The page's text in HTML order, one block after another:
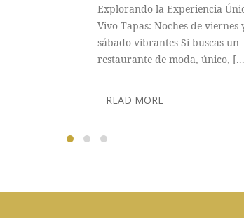
Explorando la Experiencia
Vivo Tapas: Noches de viernes
sábado vibrantes Si buscas un
restaurante de moda, único,
READ MORE